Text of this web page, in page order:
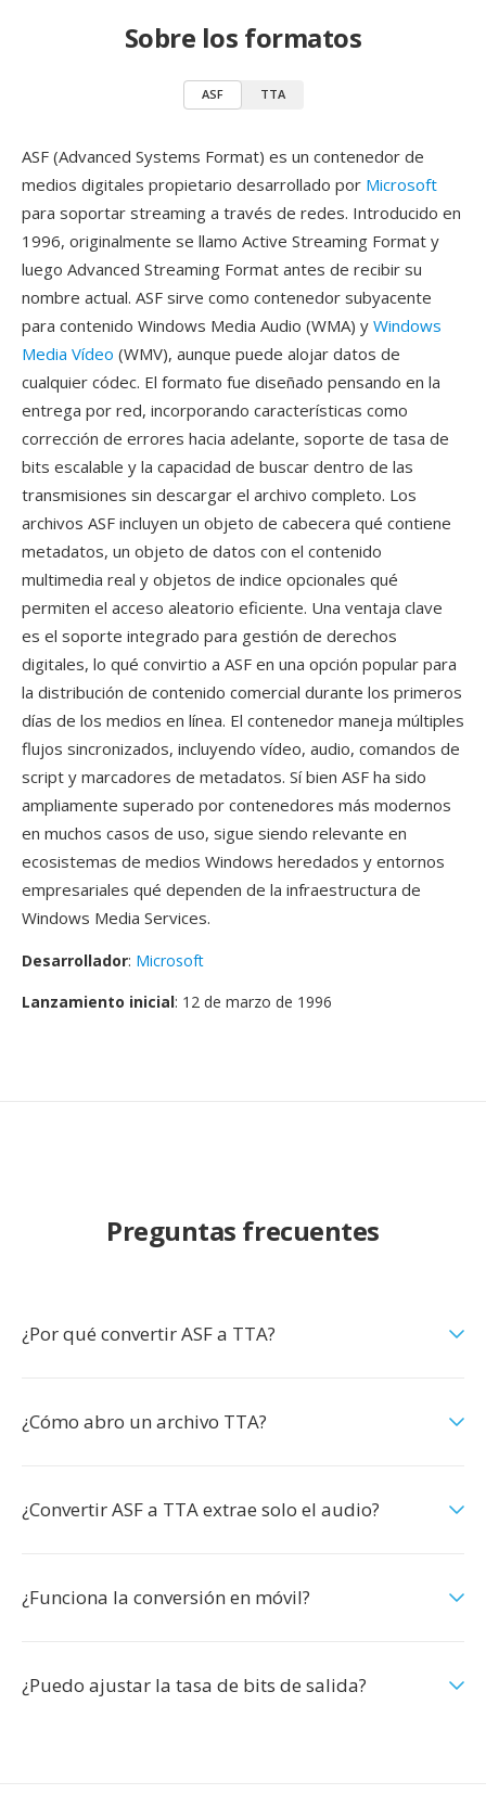
Sobre los formatos
ASF TTA
ASF (Advanced Systems Format) es un contenedor de
medios digitales propietario desarrollado por Microsoft
para soportar streaming a través de redes. Introducido en
1996, originalmente se llamo Active Streaming Format y
luego Advanced Streaming Format antes de recibir su
nombre actual. ASF sirve como contenedor subyacente
para contenido Windows Media Audio (WMA) y Windows
Media Vídeo (WMV), aunque puede alojar datos de
cualquier códec. El formato fue diseñado pensando en la
entrega por red, incorporando características como
corrección de errores hacia adelante, soporte de tasa de
bits escalable y la capacidad de buscar dentro de las
transmisiones sin descargar el archivo completo. Los
archivos ASF incluyen un objeto de cabecera qué contiene
metadatos, un objeto de datos con el contenido
multimedia real y objetos de indice opcionales qué
permiten el acceso aleatorio eficiente. Una ventaja clave
es el soporte integrado para gestión de derechos
digitales, lo qué convirtio a ASF en una opción popular para
la distribución de contenido comercial durante los primeros
días de los medios en línea. El contenedor maneja múltiples
flujos sincronizados, incluyendo vídeo, audio, comandos de
script y marcadores de metadatos. Sí bien ASF ha sido
ampliamente superado por contenedores más modernos
en muchos casos de uso, sigue siendo relevante en
ecosistemas de medios Windows heredados y entornos
empresariales qué dependen de la infraestructura de
Windows Media Services.
Desarrollador: Microsoft
Lanzamiento inicial: 12 de marzo de 1996
Preguntas frecuentes
¿Por qué convertir ASF a TTA?
¿Cómo abro un archivo TTA?
¿Convertir ASF a TTA extrae solo el audio?
¿Funciona la conversión en móvil?
¿Puedo ajustar la tasa de bits de salida?